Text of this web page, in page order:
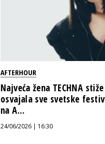
AFTERHOUR
Najveća žena TECHNA
osvajala sve svetske
na A...
24/06/2026 | 16:30